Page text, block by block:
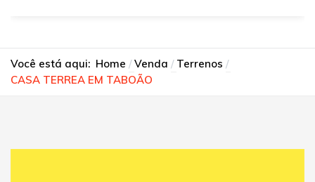
Você está aqui: Home Venda
Terrenos
CASA TERREA EM TABOÃO